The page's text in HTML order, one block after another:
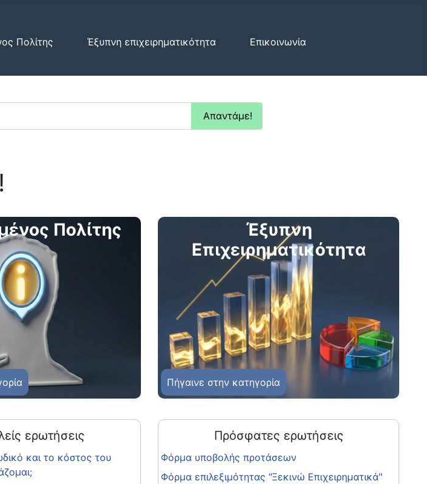
Πολίτης Έξυπνη επιχειρηματικότητα Επικοινωνία
Απαντάμε!
Πολίτης
Έξυπνη
Επιχειρηματικότητα
Πήγαινε στην κατηγορία
ερωτήσεις
και το κόστος του
Πρόσφατες ερωτήσεις
Φόρμα υποβολής προτάσεων
Φόρμα επιλεξιμότητας "Ξεκινώ Επιχειρηματικά"